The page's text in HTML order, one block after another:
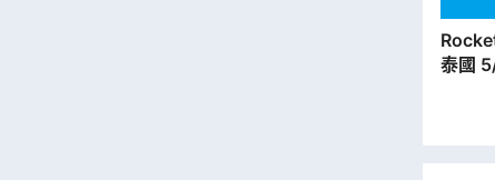
Rocket SIM | 新
泰國